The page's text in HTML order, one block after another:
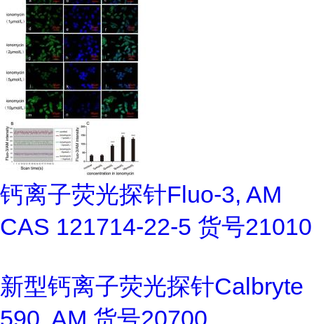
钙离子荧光探针Fluo-3, AM
CAS 121714-22-5 货号21010
新型钙离子荧光探针Calbryte
590, AM 货号20700